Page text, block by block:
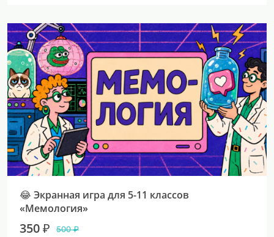
😂 Экранная игра для 5-11 классов
«Мемология»
350 ₽ 500 ₽